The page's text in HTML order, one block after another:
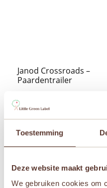
Toestemming
Deze website maakt
We gebruiken cookies om
Janod Crossroads –
Paardentrailer